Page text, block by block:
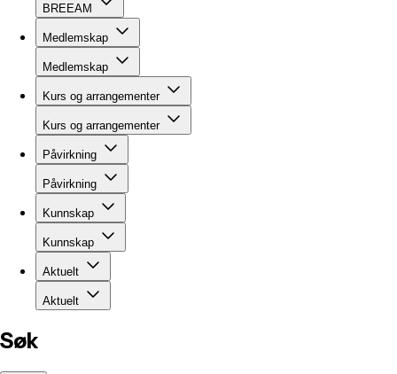
BREEAM
Medlemskap
Medlemskap
Kurs og arrangementer
Kurs og arrangementer
Påvirkning
Påvirkning
Kunnskap
Kunnskap
Aktuelt
Aktuelt
Søk